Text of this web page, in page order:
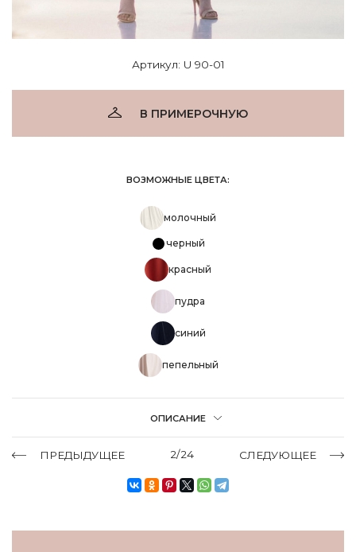
Артикул: U 90-01
В ПРИМЕРОЧНУЮ
ВОЗМОЖНЫЕ ЦВЕТА:
молочный
черный
красный
пудра
синий
пепельный
ОПИСАНИЕ
ПРЕДЫДУЩЕЕ 2/24 СЛЕДУЮЩЕЕ